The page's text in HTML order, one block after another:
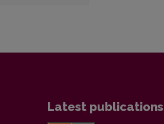
Latest publications